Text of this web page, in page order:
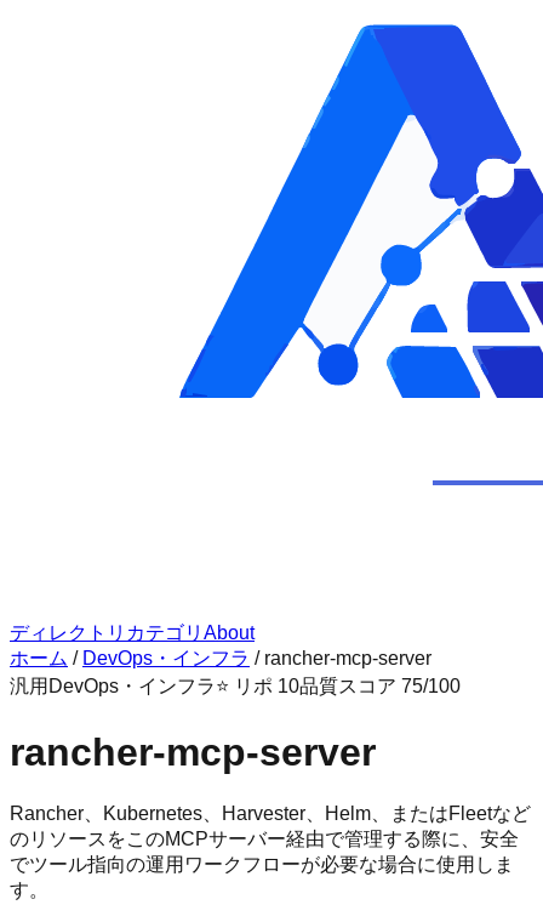
ディレクトリ カテゴリ About
ホーム / DevOps・インフラ / rancher-mcp-server
汎用 DevOps・インフラ⭐ リポ 10品質スコア 75/100
rancher-mcp-server
Rancher、Kubernetes、Harvester、Helm、またはFleetなど
のリソースをこのMCPサーバー経由で管理する際に、安全
でツール指向の運用ワークフローが必要な場合に使用しま
す。